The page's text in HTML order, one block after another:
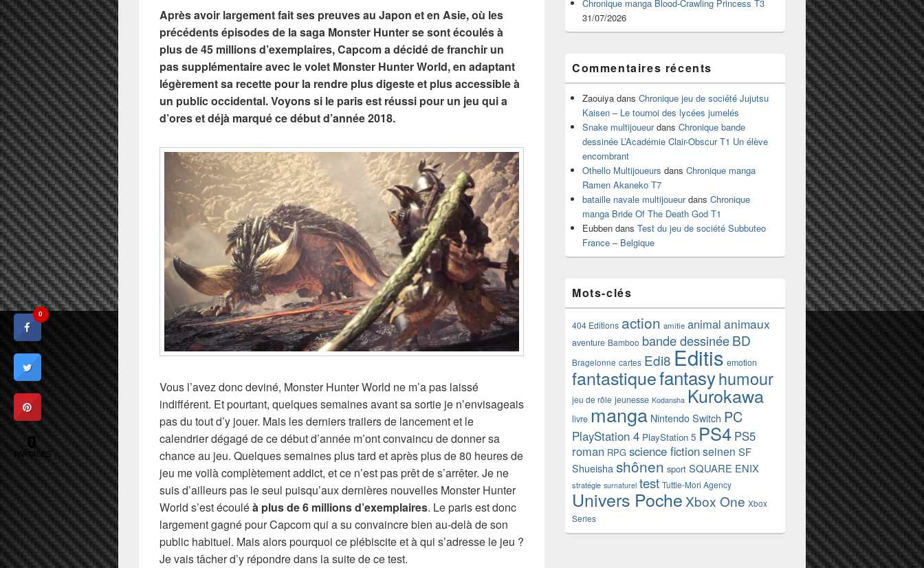
Après avoir largement fait ses preuves au Japon et en Asie, où les
précédents épisodes de la saga Monster Hunter se sont écoulés à
plus de 45 millions d’exemplaires, Capcom a décidé de franchir un
pas supplémentaire avec le volet Monster Hunter World, en adaptant
légèrement sa recette pour la rendre plus digeste et plus accessible à
un public occidental. Voyons si le paris est réussi pour un jeu qui a
d’ores et déjà marqué ce début d’année 2018.
Vous l’avez donc deviné, Monster Hunter World ne m’a pas laissé
indifférent. Et pourtant, quelques semaines avant sa sortie je n’envisageais
pas du tout d’y jouer. Mais les derniers trailers de lancement et le
calendrier dégagé de ce début d’année m’ont convaincu de donner sa
chance au jeu. Quelques semaines plus tard et après plus de 80 heures de
jeu me voilà complètement addict, et ce n’est pas prêt de s’arrêter. Je ne
suis d’ailleurs pas le seul puisqu’aux dernières nouvelles Monster Hunter
World s’est écouléà plus de 6 millions d’exemplaires. Le paris est donc
largement gagné pour Capcom qui a su convaincre bien au-delà de son
public habituel. Mais alors pourquoi ce plébiscite et à qui s’adresse le jeu ?
Je vais tâcher d’y répondre dans la suite de ce test.
Chronique manga Blood-Crawling Princess T3
31/07/2026
Commentaires récents
Zaouiya dans Chronique jeu de société Jujutsu
Kaisen – Le tournoi des lycées jumelés
Snake multijoueurdans Chronique bande
dessinée L’Académie Clair-Obscur T1 Un élève
encombrant
Othello Multijoueurs dans Chronique manga
Ramen Akaneko T7
bataille navale multijoueurdans Chronique
manga Bride Of The Death God T1
Eubben dans Test du jeu de société Subbuteo
France – Belgique
Mots-clés
404 Editions action amitie animal animaux
aventure Bamboo bande dessinéeBD
Bragelonne cartes Edi8 Editis emotion
fantastiquefantasyhumour
jeu de rôle jeunesse Kodansha Kurokawa
livre manga Nintendo Switch PC
PlayStation 4 PlayStation 5 PS4 PS5
roman RPG science fictionseinen SF
Shueisha shônen sport SQUARE ENIX
stratégie surnaturel test Tuttle-Mori Agency
Univers Poche Xbox One Xbox
Series
0
0
PARTAGES